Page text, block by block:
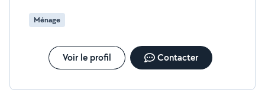
Ménage
Voir le profil Contacter